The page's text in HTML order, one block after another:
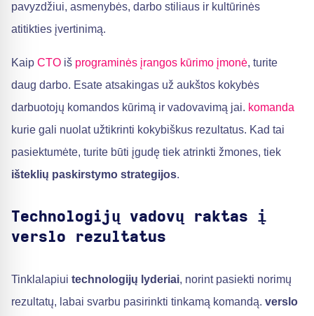
pavyzdžiui, asmenybės, darbo stiliaus ir kultūrinės
atitikties įvertinimą.
Kaip CTO iš programinės įrangos kūrimo įmonė, turite
daug darbo. Esate atsakingas už aukštos kokybės
darbuotojų komandos kūrimą ir vadovavimą jai. komanda
kurie gali nuolat užtikrinti kokybiškus rezultatus. Kad tai
pasiektumėte, turite būti įgudę tiek atrinkti žmones, tiek
išteklių paskirstymo strategijos.
Technologijų vadovų raktas į
verslo rezultatus
Tinklalapiui technologijų lyderiai, norint pasiekti norimų
rezultatų, labai svarbu pasirinkti tinkamą komandą. verslo